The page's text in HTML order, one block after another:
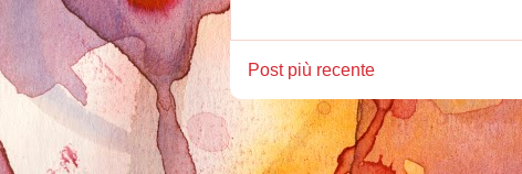
Post più recente